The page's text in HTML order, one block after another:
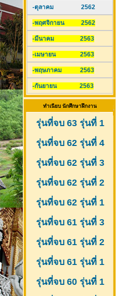
-ตุลาคม 2562
-พฤศจิกายน 2562
-มีนาคม 2563
-เมษายน 2563
-พฤษภาคม 2563
-กันยายน 2563
ทำเนียบ นักศึกษาฝึกงาน
รุ่นที่จบ 63 รุ่นที่ 1
รุ่นที่จบ 62 รุ่นที่ 4
รุ่นที่จบ 62 รุ่นที่ 3
รุ่นที่จบ 62 รุ่นที่ 2
รุ่นที่จบ 62 รุ่นที่ 1
รุ่นที่จบ 61 รุ่นที่ 3
รุ่นที่จบ 61 รุ่นที่ 2
รุ่นที่จบ 61รุ่นที่ 1
รุ่นที่จบ 60 รุ่นที่ 1